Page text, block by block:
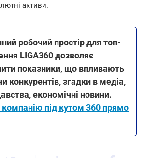
активи.
робочий простір для топ-
LIGA360 дозволяє
показники, що впливають
конкурентів, згадки в медіа,
економічні новини.
під кутом 360 прямо